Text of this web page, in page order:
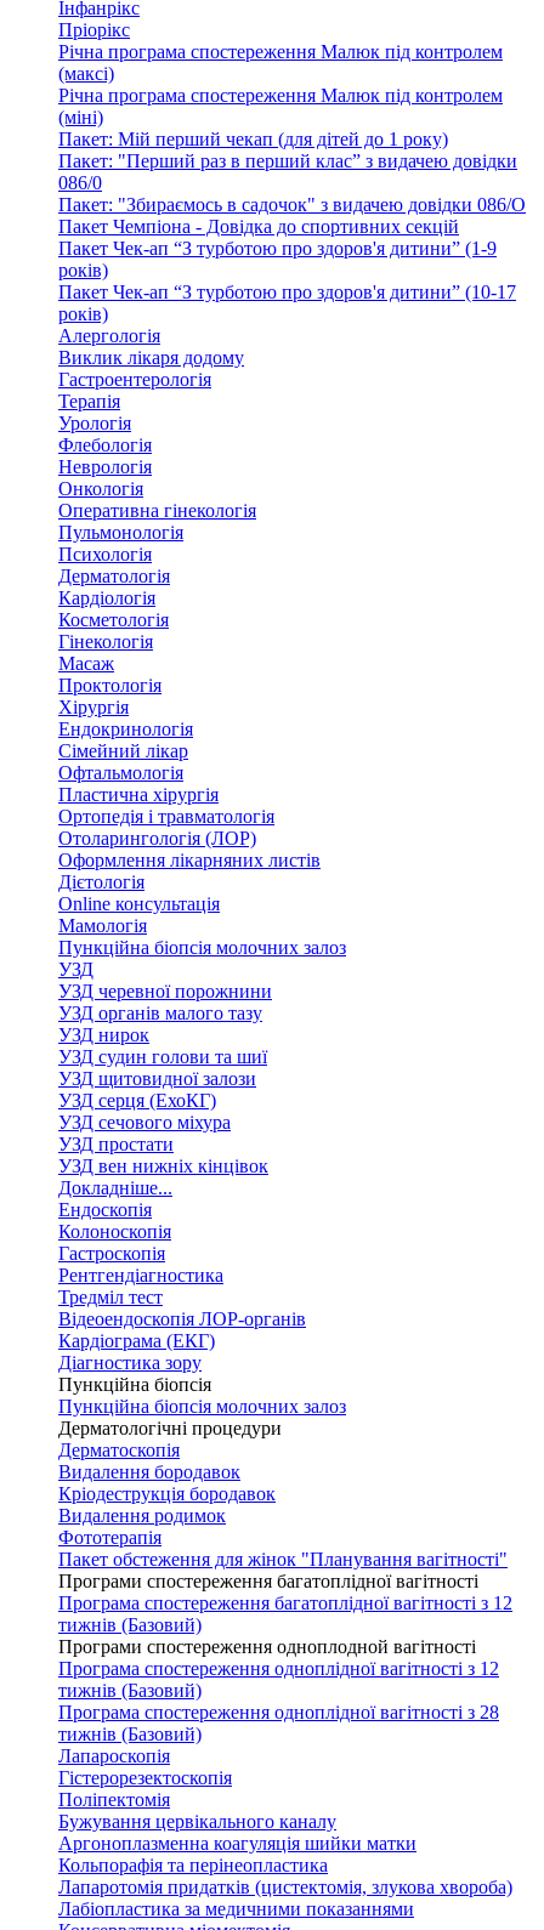
Інфанрікс
Пріорікс
Річна програма спостереження Малюк під контролем
(максі)
Річна програма спостереження Малюк під контролем
(міні)
Пакет: Мій перший чекап (для дітей до 1 року)
Пакет: "Перший раз в перший клас” з видачею довідки
086/0
Пакет: "Збираємось в садочок" з видачею довідки 086/О
Пакет Чемпіона - Довідка до спортивних секцій
Пакет Чек-ап “З турботою про здоров'я дитини” (1-9
років)
Пакет Чек-ап “З турботою про здоров'я дитини” (10-17
років)
Алергологія
Виклик лікаря додому
Гастроентерологія
Терапія
Урологія
Флебологія
Неврологія
Онкологія
Оперативна гінекологія
Пульмонологія
Психологія
Дерматологія
Кардіологія
Косметологія
Гінекологія
Масаж
Проктологія
Хірургія
Ендокринологія
Сімейний лікар
Офтальмологія
Пластична хірургія
Ортопедія і травматологія
Отоларингологія (ЛОР)
Оформлення лікарняних листів
Дієтологія
Online консультація
Мамологія
Пункційна біопсія молочних залоз
УЗД
УЗД черевної порожнини
УЗД органів малого тазу
УЗД нирок
УЗД судин голови та шиї
УЗД щитовидної залози
УЗД серця (ЕхоКГ)
УЗД сечового міхура
УЗД простати
УЗД вен нижніх кінцівок
Докладніше...
Ендоскопія
Колоноскопія
Гастроскопія
Рентгендіагностика
Тредміл тест
Відеоендоскопія ЛОР-органів
Кардіограма (ЕКГ)
Діагностика зору
Пункційна біопсія
Пункційна біопсія молочних залоз
Дерматологічні процедури
Дерматоскопія
Видалення бородавок
Кріодеструкція бородавок
Видалення родимок
Фототерапія
Пакет обстеження для жінок "Планування вагітності"
Програми спостереження багатоплідної вагітності
Програма спостереження багатоплідної вагітності з 12
тижнів (Базовий)
Програми спостереження одноплодной вагітності
Програма спостереження одноплідної вагітності з 12
тижнів (Базовий)
Програма спостереження одноплідної вагітності з 28
тижнів (Базовий)
Лапароскопія
Гістерорезектоскопія
Поліпектомія
Бужування цервікального каналу
Аргоноплазменна коагуляція шийки матки
Кольпорафія та перінеопластика
Лапаротомія придатків (цистектомія, злукова хвороба)
Лабіопластика за медичними показаннями